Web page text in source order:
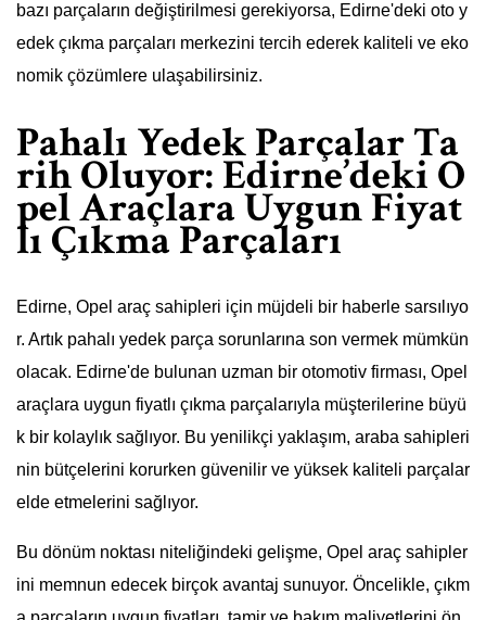
bazı parçaların değiştirilmesi gerekiyorsa, Edirne'deki oto y
edek çıkma parçaları merkezini tercih ederek kaliteli ve eko
nomik çözümlere ulaşabilirsiniz.
Pahalı Yedek Parçalar Ta
rih Oluyor: Edirne’deki O
pel Araçlara Uygun Fiyat
lı Çıkma Parçaları
Edirne, Opel araç sahipleri için müjdeli bir haberle sarsılıyo
r. Artık pahalı yedek parça sorunlarına son vermek mümkün
olacak. Edirne'de bulunan uzman bir otomotiv firması, Opel
araçlara uygun fiyatlı çıkma parçalarıyla müşterilerine büyü
k bir kolaylık sağlıyor. Bu yenilikçi yaklaşım, araba sahipleri
nin bütçelerini korurken güvenilir ve yüksek kaliteli parçalar
elde etmelerini sağlıyor.
Bu dönüm noktası niteliğindeki gelişme, Opel araç sahipler
ini memnun edecek birçok avantaj sunuyor. Öncelikle, çıkm